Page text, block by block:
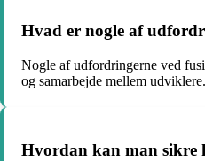
Hvad er nogle af
Nogle af udfordringerne ved
og samarbejde mellem udviklere.
Hvordan kan man sikre